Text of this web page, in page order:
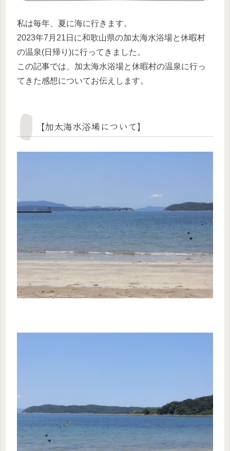
私は毎年、夏に海に行きます。
2023年7月21日に和歌山県の加太海水浴場と休暇村
の温泉(日帰り)に行ってきました。
この記事では、加太海水浴場と休暇村の温泉に行っ
てきた感想についてお伝えします。
【加太海水浴場について】